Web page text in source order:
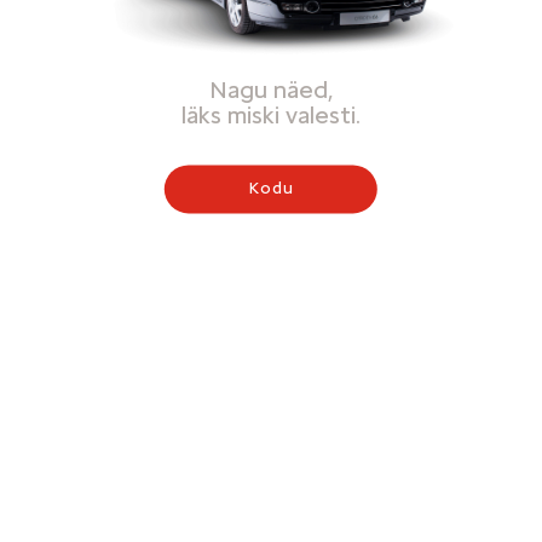
Nagu näed,
läks miski valesti.
Kodu